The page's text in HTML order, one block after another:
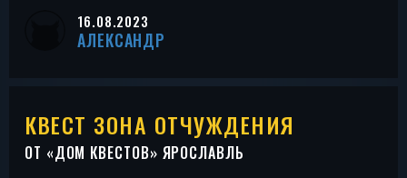
16.08.2023
АЛЕКСАНДР
КВЕСТ ЗОНА ОТЧУЖДЕНИЯ
ОТ «ДОМ КВЕСТОВ» ЯРОСЛАВЛЬ